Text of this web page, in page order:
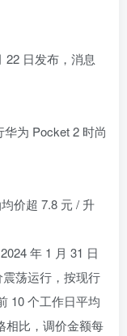
22 日发布，消息
为 Pocket 2 时尚
价超 7.8 元 / 升
年 1 月 31 日
荡运行，按现行
10 个工作日平均
相比，调价金额每